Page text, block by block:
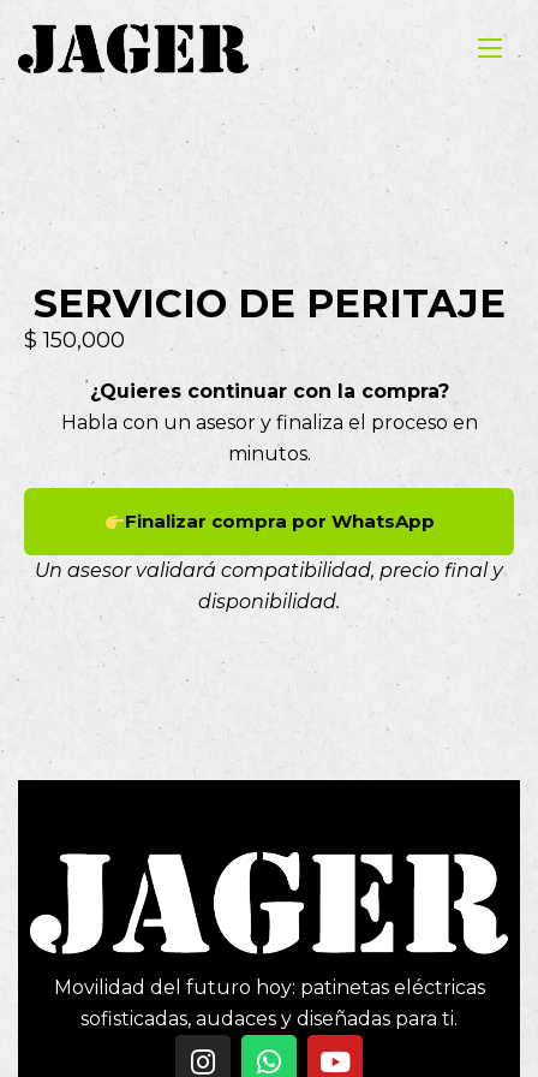
SERVICIO DE PERITAJE
$150,000
¿Quieres continuar con la compra?
Habla con un asesor y finaliza el proceso en
minutos.
Finalizar compra por WhatsApp
Un asesor validará compatibilidad, precio final y
disponibilidad.
Movilidad del futuro hoy: patinetas eléctricas
sofisticadas, audaces y diseñadas para ti.